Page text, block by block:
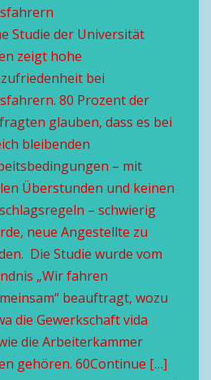
Studie der Universität
zeigt hohe
bei
80 Prozent der
glauben, dass es bei
bleibenden
– mit
Überstunden und keinen
– schwierig
neue Angestellte zu
Die Studie wurde vom
„Wir fahren
beauftragt, wozu
die Gewerkschaft vida
die Arbeiterkammer
gehören. 60Continue […]